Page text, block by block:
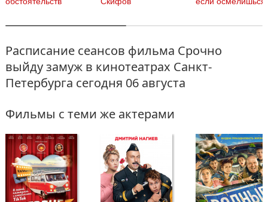
Расписание сеансов фильма Срочно
выйду замуж в кинотеатрах Санкт-
Петербурга сегодня 06 августа
Фильмы с теми же актерами